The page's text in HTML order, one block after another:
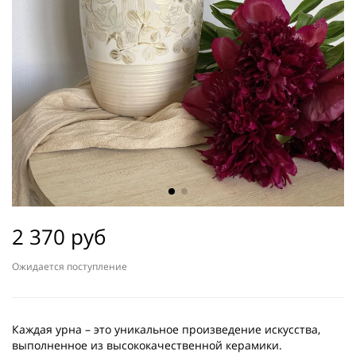
2 370 руб
Ожидается поступление
Каждая урна – это уникальное произведение искусства,
выполненное из высококачественной керамики.